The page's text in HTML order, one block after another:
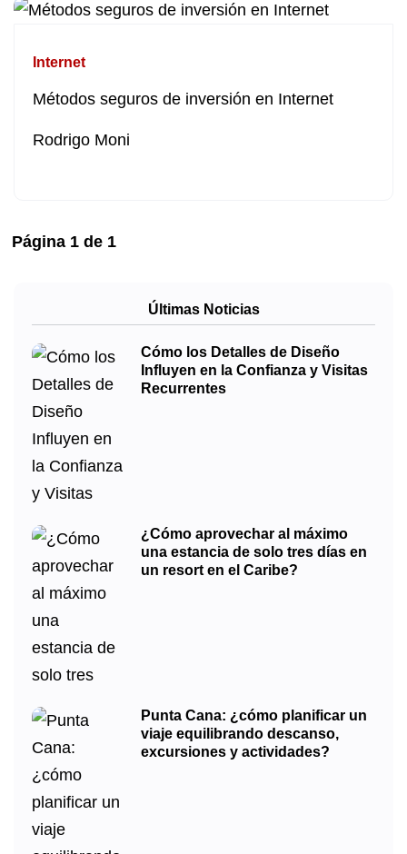
Internet
Métodos seguros de inversión en Internet
Rodrigo Moni
Página 1 de 1
Últimas Noticias
Cómo los Detalles de Diseño
Influyen en la Confianza y Visitas
Recurrentes
¿Cómo aprovechar al máximo
una estancia de solo tres días en
un resort en el Caribe?
Punta Cana: ¿cómo planificar un
viaje equilibrando descanso,
excursiones y actividades?